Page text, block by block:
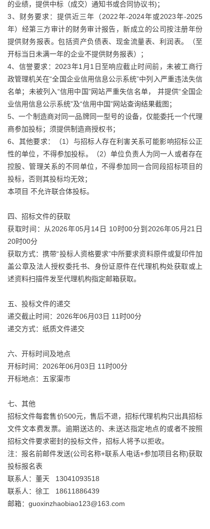
的业绩，提供中标（成交）通知书或合同协议书)；
3、财务要求：提供近三年（2022年-2024年或2023年-2025
年）经第三方审计的财务审计报告，新成立的公司按注册年份
提供财务报表。包括资产负债表、现金流量表、利润表。（至
开标当日未满一年的企业不提供财务报表）；
4、信誉要求：2023年1月1日至响应截止时间前，未被工商行
政管理机关在“全国企业信用信息公示系统”中列入严重违法失信
名单；未被列入“信用中国”网站严重失信名单， 并提供“全国企
业信用信息公示系统”及“信用中国”网站查询结果截图；
5、一个制造商对同一品牌同一型号的设备，仅能委托一个代理
商参加投标；须提供制造商授权书；
6、其他要求：（1）与招标人存在利害关系可能影响招标公正
性的单位，不得参加投标。（2）单位负责人为同一人或者存在
控股、管理关系的不同单位，不得参加同一合同段招标项目的
投标，否则其投标均无效；
本项目 不允许联合体投标。
四、招标文件的获取
获取时间：从2026年05月14日 10时00分到2026年05月21日
20时00分
获取方式：携带“投标人资格要求”中所要求资料原件或复印件加
盖公章及法人授权委托书、身份证原件在代理机构处获取或上
述资料扫描件发至代理机构指定邮箱获取。
五、投标文件的递交
递交截止时间：2026年06月03日 11时00分
递交方式：纸质文件递交
六、开标时间及地点
开标时间：2026年06月03日 11时00分
开标地点：五家渠市
七、其他
招标文件每套售价500元，售后不退，招标代理机构只出具招标
文件文本费发票。逾期送达的、未送达指定地点的或者不按照
招标文件要求密封的投标文件，招标人将予以拒收。
注：报名前邮件发送(公司名称+联系人电话+参加项目名称)获取
投标报名表
联系人：董天 13041093518
联系人：徐工 18611886439
邮箱：guoxinzhaobiao123@163.com